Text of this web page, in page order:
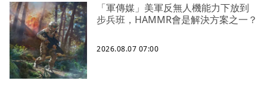
「軍傳媒」美軍反無人機能力下放到
步兵班，HAMMR會是解決方案之一？
2026.08.07 07:00